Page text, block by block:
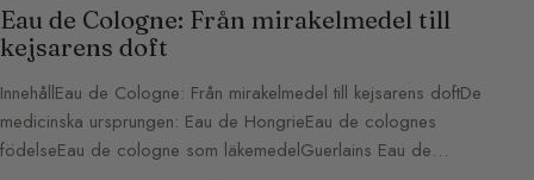
Eau de Cologne: Från mirakelmedel till
kejsarens doft
InnehållEau de Cologne: Från mirakelmedel till kejsarens doftDe
medicinska ursprungen: Eau de HongrieEau de colognes
födelseEau de cologne som läkemedelGuerlains Eau de…